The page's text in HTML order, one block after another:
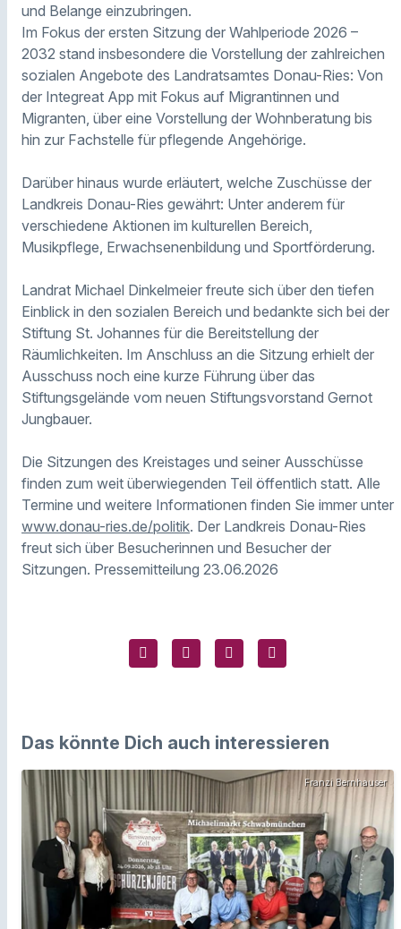
und Belange einzubringen.
Im Fokus der ersten Sitzung der Wahlperiode 2026 –
2032 stand insbesondere die Vorstellung der zahlreichen
sozialen Angebote des Landratsamtes Donau-Ries: Von
der Integreat App mit Fokus auf Migrantinnen und
Migranten, über eine Vorstellung der Wohnberatung bis
hin zur Fachstelle für pflegende Angehörige.
Darüber hinaus wurde erläutert, welche Zuschüsse der
Landkreis Donau-Ries gewährt: Unter anderem für
verschiedene Aktionen im kulturellen Bereich,
Musikpflege, Erwachsenenbildung und Sportförderung.
Landrat Michael Dinkelmeier freute sich über den tiefen
Einblick in den sozialen Bereich und bedankte sich bei der
Stiftung St. Johannes für die Bereitstellung der
Räumlichkeiten. Im Anschluss an die Sitzung erhielt der
Ausschuss noch eine kurze Führung über das
Stiftungsgelände vom neuen Stiftungsvorstand Gernot
Jungbauer.
Die Sitzungen des Kreistages und seiner Ausschüsse
finden zum weit überwiegenden Teil öffentlich statt. Alle
Termine und weitere Informationen finden Sie immer unter
www.donau-ries.de/politik. Der Landkreis Donau-Ries
freut sich über Besucherinnen und Besucher der
Sitzungen. Pressemitteilung 23.06.2026
Das könnte Dich auch interessieren
Franzi Bernhauser